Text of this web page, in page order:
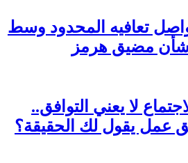
تعافيه المحدود وسط
مضيق هرمز
لا يعني التوافق..
عمل يقول لك الحقيقة؟